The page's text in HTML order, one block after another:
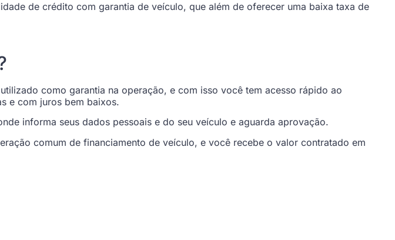
de crédito com garantia de veículo, que além de oferecer uma baixa taxa de
como garantia na operação, e com isso você tem acesso rápido ao
e com juros bem baixos.
informa seus dados pessoais e do seu veículo e aguarda aprovação.
comum de financiamento de veículo, e você recebe o valor contratado em